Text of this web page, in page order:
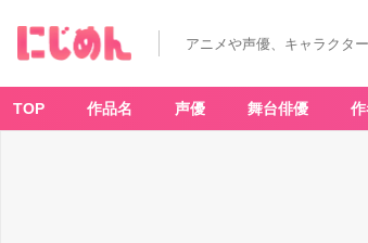
アニメや声優、キャラクタ
TOP 作品名 声優 舞台俳優